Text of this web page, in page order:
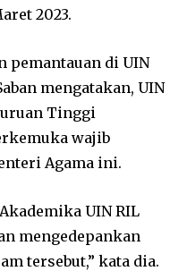
2023.
pemantauan di UIN
mengatakan, UIN
Tinggi
wajib
Agama ini.
UIN RIL
mengedepankan
tersebut,” kata dia.